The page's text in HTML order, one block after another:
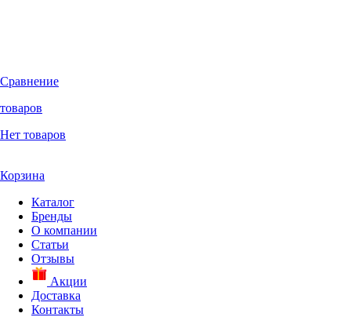
Сравнение
товаров
Нет товаров
Корзина
Каталог
Бренды
О компании
Статьи
Отзывы
Акции
Доставка
Контакты